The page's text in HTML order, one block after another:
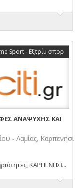
Sport - Εξτρίμ σπορ
ΑΝΑΨΥΧΗΣ ΚΑΙ
- Λαμίας, Καρπενήσι
ΚΑΡΠΕΝΗΣΙ...